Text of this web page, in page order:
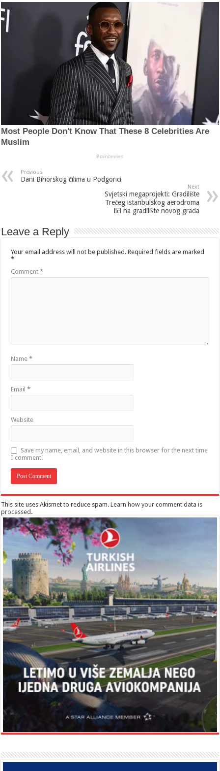
Previous
Dani Bihorskog ćilima u Podgorici
Next
Svjetski megaprojekti: Gradilište
Trećeg istanbulskog aerodroma
liči na gradilište novog grada
Leave a Reply
Your email address will not be published. Required fields are marked
*
Comment*
Name*
Email*
Website
Save my name, email, and website in this browser for the next time
I comment.
This site uses Akismet to reduce spam.Learn how your comment data is
processed .